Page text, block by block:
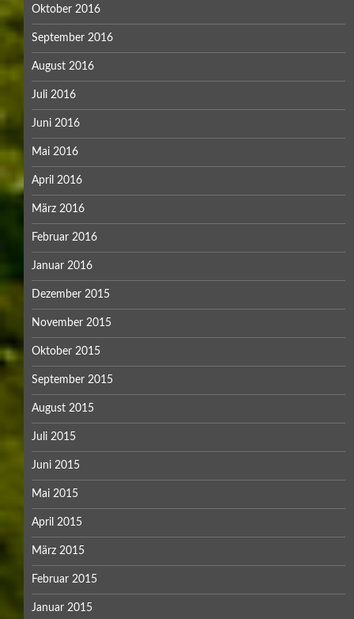
Oktober 2016
September 2016
August 2016
Juli 2016
Juni 2016
Mai 2016
April 2016
März 2016
Februar 2016
Januar 2016
Dezember 2015
November 2015
Oktober 2015
September 2015
August 2015
Juli 2015
Juni 2015
Mai 2015
April 2015
März 2015
Februar 2015
Januar 2015